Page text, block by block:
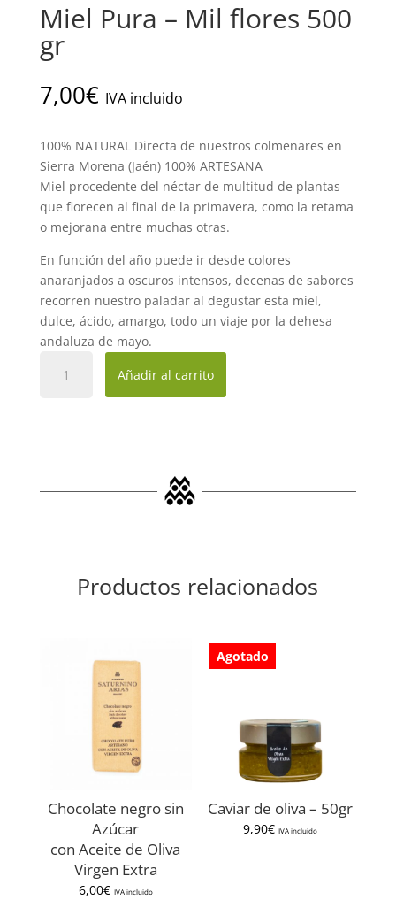
Miel Pura – Mil flores 500
gr
7,00€ IVA incluido
100% NATURAL Directa de nuestros colmenares en
Sierra Morena (Jaén) 100% ARTESANA
Miel procedente del néctar de multitud de plantas
que florecen al final de la primavera, como la retama
o mejorana entre muchas otras.
En función del año puede ir desde colores
anaranjados a oscuros intensos, decenas de sabores
recorren nuestro paladar al degustar esta miel,
dulce, ácido, amargo, todo un viaje por la dehesa
andaluza de mayo.
Añadir al carrito
Productos relacionados
Chocolate negro sin
Azúcar
con Aceite de Oliva
Virgen Extra
6,00€ IVA incluido
Agotado
Caviar de oliva – 50gr
9,90€ IVA incluido